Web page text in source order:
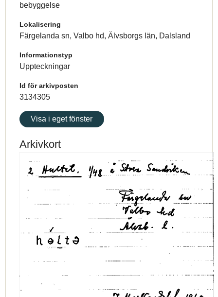
bebyggelse
Lokalisering
Färgelanda sn, Valbo hd, Älvsborgs län, Dalsland
Informationstyp
Uppteckningar
Id för arkivposten
3134305
Visa i eget fönster
Arkivkort